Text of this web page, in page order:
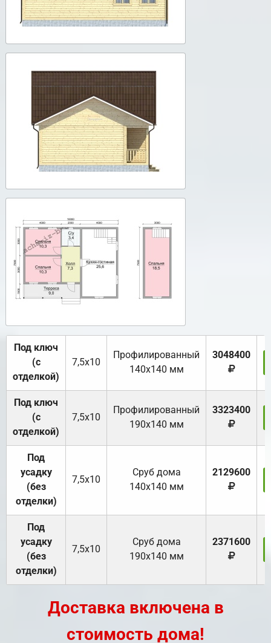
Под ключ
(с
отделкой)
7,5х10
Профилированный
140х140 мм
3048400
Под ключ
(с
отделкой)
7,5х10
Профилированный
190х140 мм
3323400
Под
усадку
(без
отделки)
7,5х10
Cруб дома
140х140 мм
2129600
Под
усадку
(без
отделки)
7,5х10
Cруб дома
190х140 мм
2371600
Доставка включена в
стоимость дома!